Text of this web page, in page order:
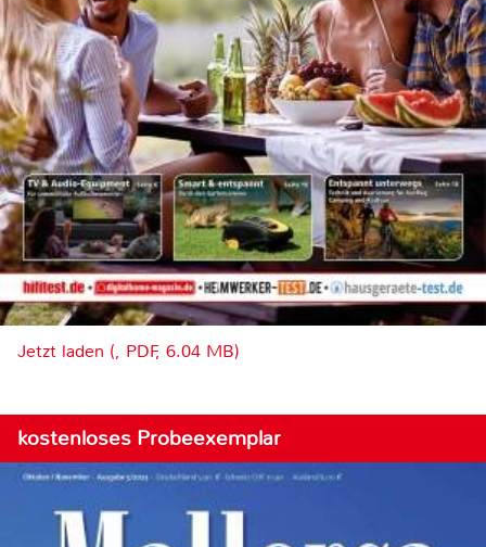
Jetzt laden (, PDF, 6.04 MB)
kostenloses Probeexemplar